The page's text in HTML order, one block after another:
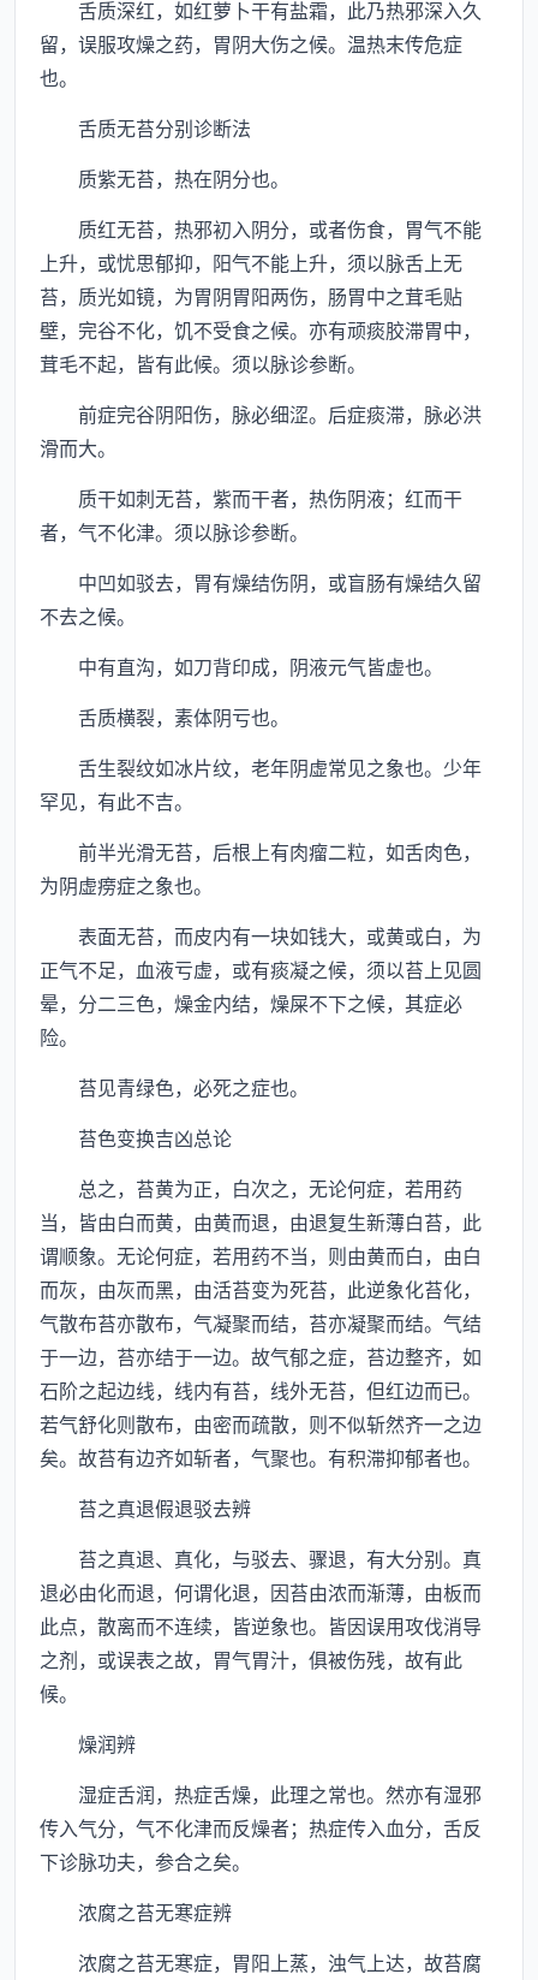
舌质深红，如红萝卜干有盐霜，此乃热邪深入久
留，误服攻燥之药，胃阴大伤之候。温热末传危症
也。
舌质无苔分别诊断法
质紫无苔，热在阴分也。
质红无苔，热邪初入阴分，或者伤食，胃气不能
上升，或忧思郁抑，阳气不能上升，须以脉舌上无
苔，质光如镜，为胃阴胃阳两伤，肠胃中之茸毛贴
壁，完谷不化，饥不受食之候。亦有顽痰胶滞胃中，
茸毛不起，皆有此候。须以脉诊参断。
前症完谷阴阳伤，脉必细涩。后症痰滞，脉必洪
滑而大。
质干如刺无苔，紫而干者，热伤阴液；红而干
者，气不化津。须以脉诊参断。
中凹如驳去，胃有燥结伤阴，或盲肠有燥结久留
不去之候。
中有直沟，如刀背印成，阴液元气皆虚也。
舌质横裂，素体阴亏也。
舌生裂纹如冰片纹，老年阴虚常见之象也。少年
罕见，有此不吉。
前半光滑无苔，后根上有肉瘤二粒，如舌肉色，
为阴虚痨症之象也。
表面无苔，而皮内有一块如钱大，或黄或白，为
正气不足，血液亏虚，或有痰凝之候，须以苔上见圆
晕，分二三色，燥金内结，燥屎不下之候，其症必
险。
苔见青绿色，必死之症也。
苔色变换吉凶总论
总之，苔黄为正，白次之，无论何症，若用药
当，皆由白而黄，由黄而退，由退复生新薄白苔，此
谓顺象。无论何症，若用药不当，则由黄而白，由白
而灰，由灰而黑，由活苔变为死苔，此逆象化苔化，
气散布苔亦散布，气凝聚而结，苔亦凝聚而结。气结
于一边，苔亦结于一边。故气郁之症，苔边整齐，如
石阶之起边线，线内有苔，线外无苔，但红边而已。
若气舒化则散布，由密而疏散，则不似斩然齐一之边
矣。故苔有边齐如斩者，气聚也。有积滞抑郁者也。
苔之真退假退驳去辨
苔之真退、真化，与驳去、骤退，有大分别。真
退必由化而退，何谓化退，因苔由浓而渐薄，由板而
此点，散离而不连续，皆逆象也。皆因误用攻伐消导
之剂，或误表之故，胃气胃汁，俱被伤残，故有此
候。
燥润辨
湿症舌润，热症舌燥，此理之常也。然亦有湿邪
传入气分，气不化津而反燥者；热症传入血分，舌反
下诊脉功夫，参合之矣。
浓腐之苔无寒症辨
浓腐之苔无寒症，胃阳上蒸，浊气上达，故苔腐